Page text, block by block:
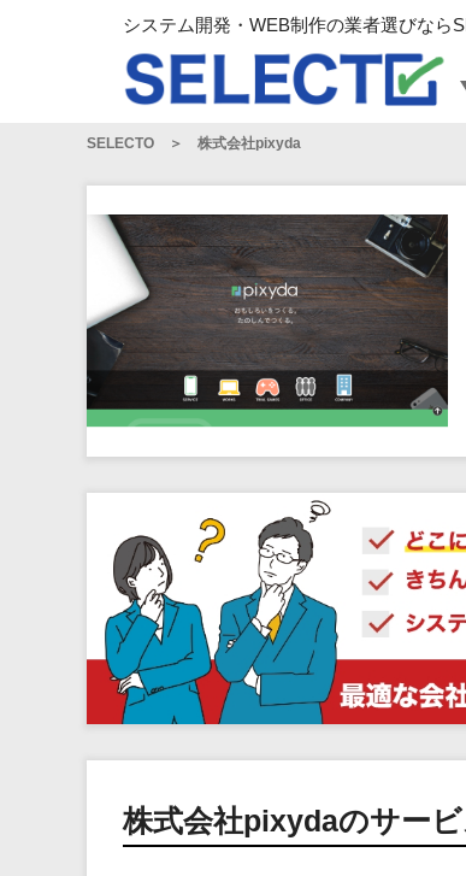
システム開発・WEB制作の業者選びなら
フレームワーク
構築
パッケージ
システム
運用代行
コンテン
コンサル
マーケテ
ゲーム
SELECTO 株式会社pixyda
株式会社pixydaのサー